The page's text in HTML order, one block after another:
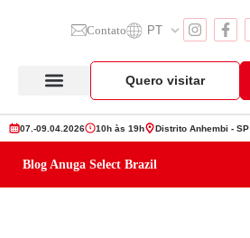
Contato PT
Quero visitar
07.-09.04.2026 10h às 19h Distrito Anhembi - SP
Blog Anuga Select Brazil